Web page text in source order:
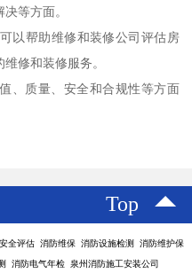
等方面。
以帮助维修和装修公司评估房
修和装修服务。
、质量、安全和合规性等方面
Top
全评估 消防维保 消防设施检测 消防维护保
消防电气年检 泉州消防施工安装公司